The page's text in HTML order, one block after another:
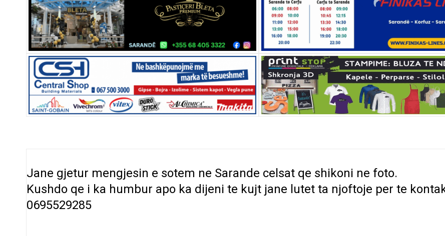
Jane gjetur mengjesin e sotem ne Sarande celsat qe shikoni ne foto.
Kushdo qe i ka humbur apo ka dijeni te kujt jane lutet ta njoftoje per te
0695529285